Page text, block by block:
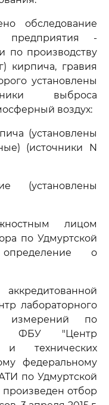
обследование
предприятия -
по производству
кирпича, гравия
установлены
выброса
воздух:
(установлены
(источники N
(установлены
лицом
по Удмуртской
о
лабораторного
измерений по
ФБУ "Центр
и технических
федеральному
по Удмуртской
произведен отбор